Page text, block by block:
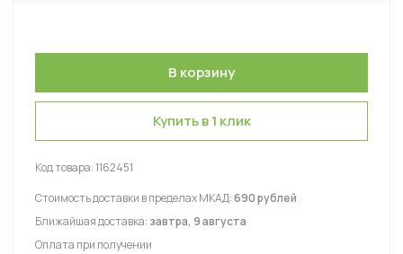
Купить в 1 клик
Код товара:1162451
Стоимость доставки в пределах МКАД:690 рублей
Ближайшая доставка: завтра, 9 августа
Оплата при получении